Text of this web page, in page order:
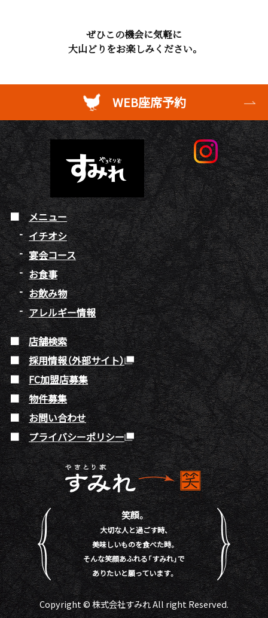
ぜひこの機会に気軽に
大山どりをお楽しみください。
WEB座席予約
メニュー
イチオシ
宴会コース
お食事
お飲み物
アレルギー情報
店舗検索
採用情報（外部サイト）
FC加盟店募集
物件募集
お問い合わせ
プライバシーポリシー
笑顔。
大切な人と過ごす時、
美味しいものを食べた時。
そんな笑顔あふれる「すみれ」で
ありたいと願っています。
Copyright © 株式会社すみれ All right Reserved.